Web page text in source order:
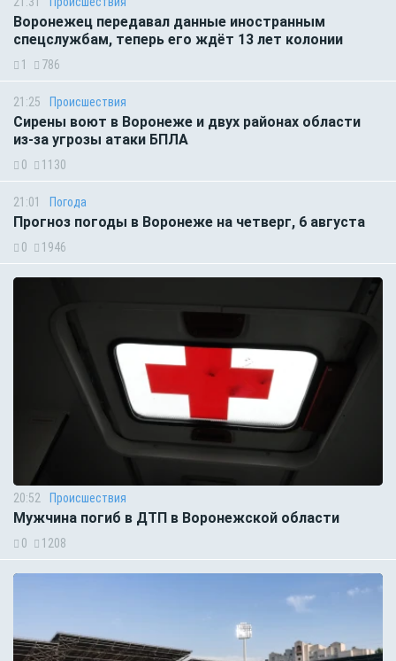
Воронежец передавал данные иностранным
спецслужбам, теперь его ждёт 13 лет колонии
1 786
21:25 Происшествия
Сирены воют в Воронеже и двух районах области
из-за угрозы атаки БПЛА
0 1130
21:01 Погода
Прогноз погоды в Воронеже на четверг, 6 августа
0 1946
20:52 Происшествия
Мужчина погиб в ДТП в Воронежской области
0 1208